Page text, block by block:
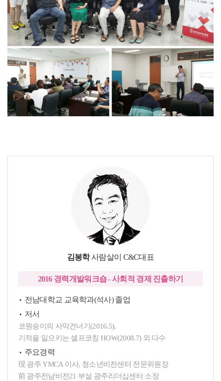
김봉학사람살이 C&C대표
2016 경력개발워크숍 - 사회적 경제 진출하기
전남대학교 교육학과(석사) 졸업
저서
코원숭이의 사막건너기(2016.5),
기적을 일으키는 셀프코칭 HOW(2008.7) 외 다수
주요경력
現 광주 YMCA 이사, 청소년비전센터 전문위원장
前 광주전남비전21 부설 광주리더십센터 소장